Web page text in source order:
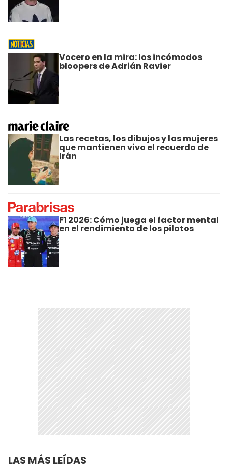
Vocero en la mira: los incómodos
bloopers de Adrián Ravier
Las recetas, los dibujos y las mujeres
que mantienen vivo el recuerdo de
Irán
F1 2026: Cómo juega el factor mental
en el rendimiento de los pilotos
LAS MÁS LEÍDAS